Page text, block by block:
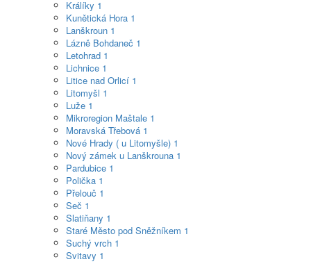
Králíky 1
Kunětická Hora 1
Lanškroun 1
Lázně Bohdaneč 1
Letohrad 1
Lichnice 1
Litice nad Orlicí 1
Litomyšl 1
Luže 1
Mikroregion Maštale 1
Moravská Třebová 1
Nové Hrady ( u Litomyšle) 1
Nový zámek u Lanškrouna 1
Pardubice 1
Polička 1
Přelouč 1
Seč 1
Slatiňany 1
Staré Město pod Sněžníkem 1
Suchý vrch 1
Svitavy 1